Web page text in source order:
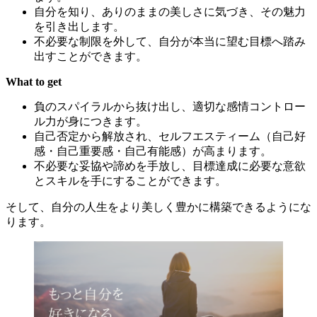
自分を知り、ありのままの美しさに気づき、その魅力
を引き出します。
不必要な制限を外して、自分が本当に望む目標へ踏み
出すことができます。
What to get
負のスパイラルから抜け出し、適切な感情コントロー
ル力が身につきます。
自己否定から解放され、セルフエスティーム（自己好
感・自己重要感・自己有能感）が高まります。
不必要な妥協や諦めを手放し、目標達成に必要な意欲
とスキルを手にすることができます。
そして、自分の人生をより美しく豊かに構築できるようにな
ります。